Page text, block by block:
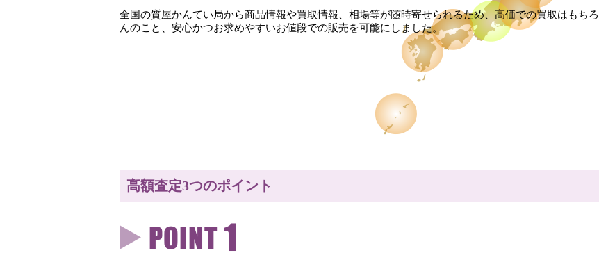
全国の質屋かんてい局から商品情報や買取情報、相場等が随時寄せられるため、高価での買取はもちろ
んのこと、安心かつお求めやすいお値段での販売を可能にしました。
高額査定3つのポイント